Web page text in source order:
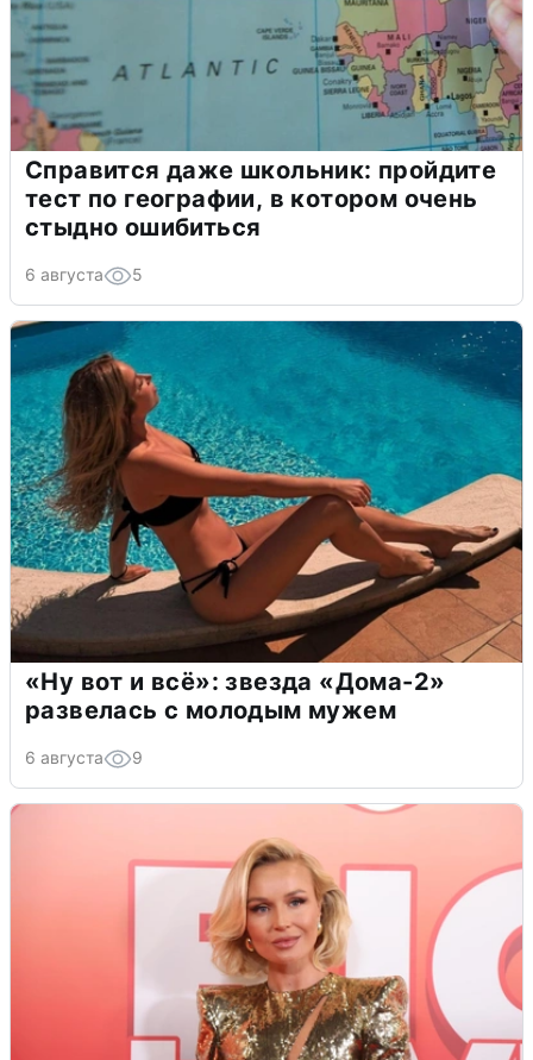
Справится даже школьник: пройдите
тест по географии, в котором очень
стыдно ошибиться
6 августа 5
«Ну вот и всё»: звезда «Дома-2»
развелась с молодым мужем
6 августа 9